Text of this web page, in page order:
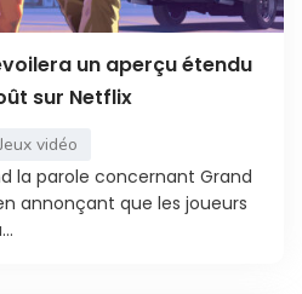
un aperçu étendu
sur Netflix
Jeux vidéo
la parole concernant Grand
annonçant que les joueurs